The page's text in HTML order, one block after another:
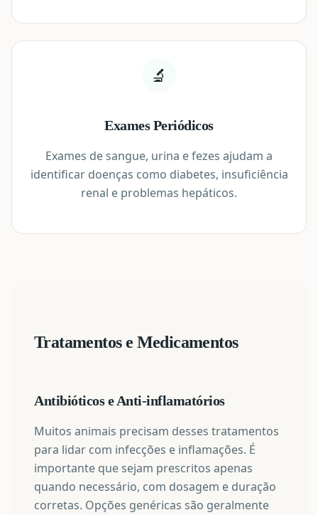
🔬
Exames Periódicos
Exames de sangue, urina e fezes ajudam a
identificar doenças como diabetes, insuficiência
renal e problemas hepáticos.
Tratamentos e Medicamentos
Antibióticos e Anti-inflamatórios
Muitos animais precisam desses tratamentos
para lidar com infecções e inflamações. É
importante que sejam prescritos apenas
quando necessário, com dosagem e duração
corretas. Opções genéricas são geralmente